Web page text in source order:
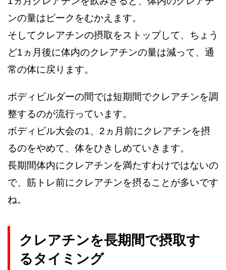
ンの量はピークをむかえます。
そしてクレアチンの摂取をストップして、ちょう
ど1ヵ月後に体内のクレアチンの量は減って、通
常の体に戻ります。
ボディビルダーの間では短期間でクレアチンを調
整するのが流行っています。
ボディビル大会の1、2ヵ月前にクレアチンを摂
るのをやめて、体をひきしめていきます。
長期間体内にクレアチンを満たすわけではないの
で、筋トレ前にクレアチンを摂ることが多いです
ね。
クレアチンを長期間で摂取す
るタイミング